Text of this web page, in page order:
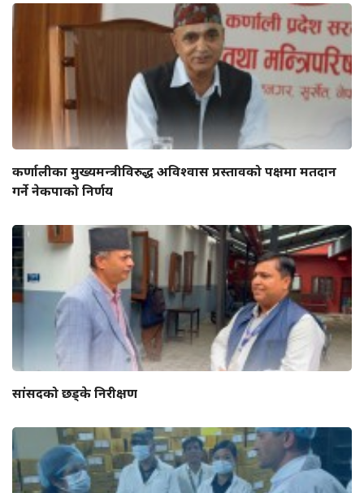
कर्णालीका मुख्यमन्त्रीविरुद्ध अविश्वास प्रस्तावको पक्षमा मतदान
गर्ने नेकपाको निर्णय
सांसदको छड्के निरीक्षण